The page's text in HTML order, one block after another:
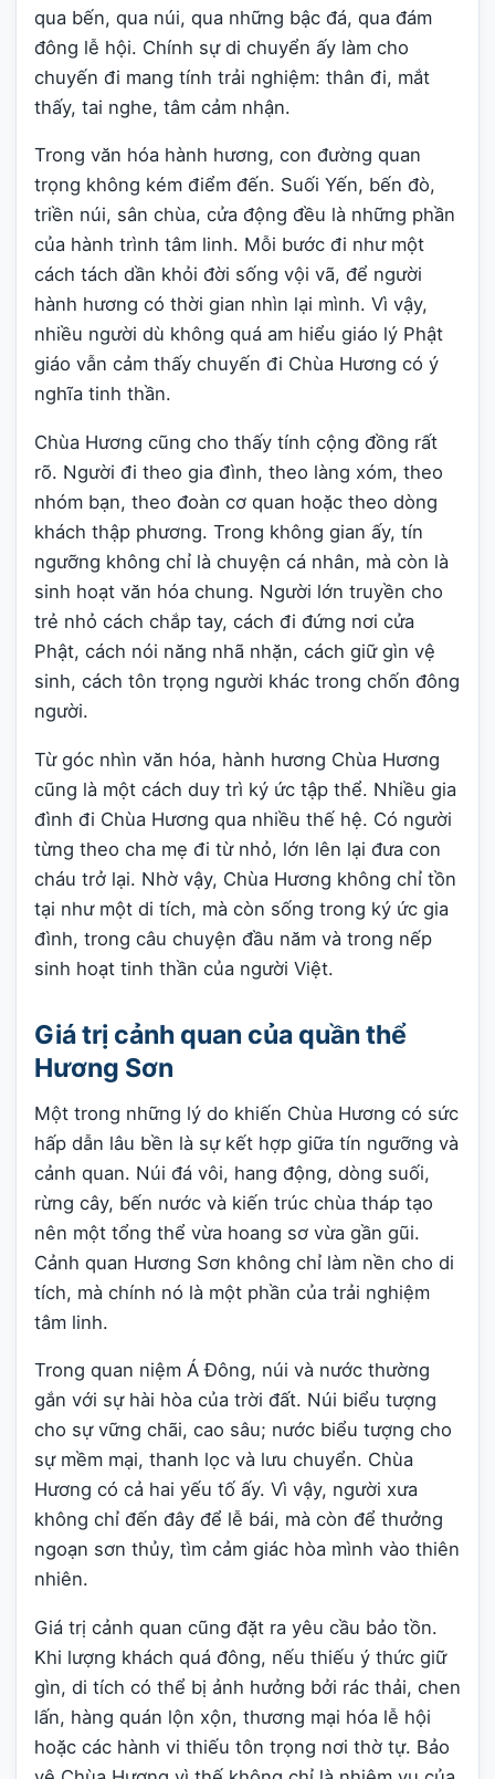
qua bến, qua núi, qua những bậc đá, qua đám
đông lễ hội. Chính sự di chuyển ấy làm cho
chuyến đi mang tính trải nghiệm: thân đi, mắt
thấy, tai nghe, tâm cảm nhận.
Trong văn hóa hành hương, con đường quan
trọng không kém điểm đến. Suối Yến, bến đò,
triền núi, sân chùa, cửa động đều là những phần
của hành trình tâm linh. Mỗi bước đi như một
cách tách dần khỏi đời sống vội vã, để người
hành hương có thời gian nhìn lại mình. Vì vậy,
nhiều người dù không quá am hiểu giáo lý Phật
giáo vẫn cảm thấy chuyến đi Chùa Hương có ý
nghĩa tinh thần.
Chùa Hương cũng cho thấy tính cộng đồng rất
rõ. Người đi theo gia đình, theo làng xóm, theo
nhóm bạn, theo đoàn cơ quan hoặc theo dòng
khách thập phương. Trong không gian ấy, tín
ngưỡng không chỉ là chuyện cá nhân, mà còn là
sinh hoạt văn hóa chung. Người lớn truyền cho
trẻ nhỏ cách chắp tay, cách đi đứng nơi cửa
Phật, cách nói năng nhã nhặn, cách giữ gìn vệ
sinh, cách tôn trọng người khác trong chốn đông
người.
Từ góc nhìn văn hóa, hành hương Chùa Hương
cũng là một cách duy trì ký ức tập thể. Nhiều gia
đình đi Chùa Hương qua nhiều thế hệ. Có người
từng theo cha mẹ đi từ nhỏ, lớn lên lại đưa con
cháu trở lại. Nhờ vậy, Chùa Hương không chỉ tồn
tại như một di tích, mà còn sống trong ký ức gia
đình, trong câu chuyện đầu năm và trong nếp
sinh hoạt tinh thần của người Việt.
Giá trị cảnh quan của quần thể
Hương Sơn
Một trong những lý do khiến Chùa Hương có sức
hấp dẫn lâu bền là sự kết hợp giữa tín ngưỡng và
cảnh quan. Núi đá vôi, hang động, dòng suối,
rừng cây, bến nước và kiến trúc chùa tháp tạo
nên một tổng thể vừa hoang sơ vừa gần gũi.
Cảnh quan Hương Sơn không chỉ làm nền cho di
tích, mà chính nó là một phần của trải nghiệm
tâm linh.
Trong quan niệm Á Đông, núi và nước thường
gắn với sự hài hòa của trời đất. Núi biểu tượng
cho sự vững chãi, cao sâu; nước biểu tượng cho
sự mềm mại, thanh lọc và lưu chuyển. Chùa
Hương có cả hai yếu tố ấy. Vì vậy, người xưa
không chỉ đến đây để lễ bái, mà còn để thưởng
ngoạn sơn thủy, tìm cảm giác hòa mình vào thiên
nhiên.
Giá trị cảnh quan cũng đặt ra yêu cầu bảo tồn.
Khi lượng khách quá đông, nếu thiếu ý thức giữ
gìn, di tích có thể bị ảnh hưởng bởi rác thải, chen
lấn, hàng quán lộn xộn, thương mại hóa lễ hội
hoặc các hành vi thiếu tôn trọng nơi thờ tự. Bảo